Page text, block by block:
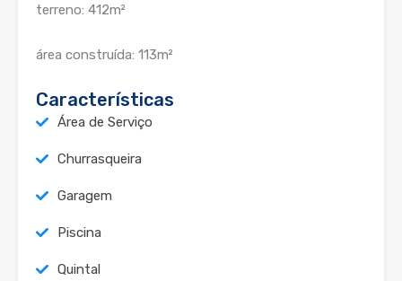
terreno: 412m²
área construída: 113m²
Características
Área de Serviço
Churrasqueira
Garagem
Piscina
Quintal